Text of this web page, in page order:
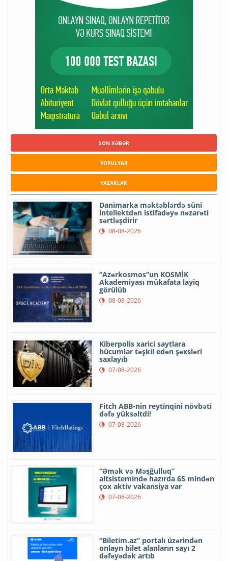
SON XƏBƏR
POPULYAR
YAZARLAR
Danimarka məktəblərdə süni
intellektdən istifadəyə nəzarəti
sərtləşdirir
08-08-2026
“Azərkosmos”un KOSMİK
Akademiyası mükafata layiq
görülüb
08-08-2026
Kiberpolis xarici saytlara
hücumlar təşkil edən şəxsləri
saxlayıb
07-08-2026
Fitch ABB-nin reytinqini növbəti
dəfə yüksəltdi!
07-08-2026
“Əmək və Məşğulluq”
altsistemində hazırda 65 mindən
çox aktiv vakansiya var
07-08-2026
“Biletim.az” portalı üzərindən
onlayn bilet alanların sayı 2
dəfəyədək artıb